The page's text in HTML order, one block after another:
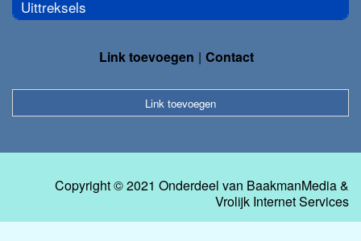
Uittreksels
Link toevoegen Contact
Link toevoegen
Copyright © 2021 Onderdeel van BaakmanMedia&
Vrolijk Internet Services